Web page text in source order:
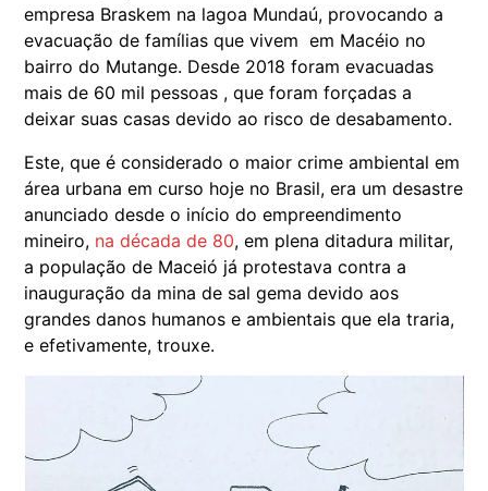
empresa Braskem na lagoa Mundaú, provocando a
evacuação de famílias que vivem em Macéio no
bairro do Mutange. Desde 2018 foram evacuadas
mais de 60 mil pessoas , que foram forçadas a
deixar suas casas devido ao risco de desabamento.
Este, que é considerado o maior crime ambiental em
área urbana em curso hoje no Brasil, era um desastre
anunciado desde o início do empreendimento
mineiro, na década de 80, em plena ditadura militar,
a população de Maceió já protestava contra a
inauguração da mina de sal gema devido aos
grandes danos humanos e ambientais que ela traria,
e efetivamente, trouxe.